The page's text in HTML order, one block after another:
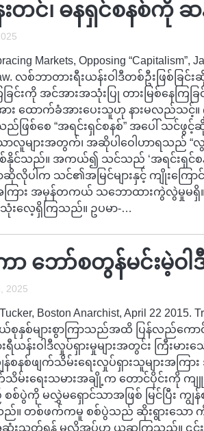
တင်၊ ဓနရှင်စနစ်ကို
Markets, Opposing “Capitalism”,
လစ်ဘာတားရီးယန်းဝါဒီတစ်ဦးဖြစ်ခြင်
င်းကို အင်အားအသုံးပြု တားမြစ်နေကြခ
စ်အား ထောက်ခံအားပေးသူဟု နားမလည်သ
ည်ဖြစ်စေ “အရင်းရှင်စနစ်” အပေါ် သင်
လူများအတွက်၊ အဆိုပါဝေါဟာရသည်
ဖြစ်နိုင်သည်။ အကယ်၍ သင်သည် ‘အရင်းရှင်
ာဆိုလိုပါက သင်၏အမြင်များနှင့် ကျိုးကြေ
အကြား အမှန်တကယ် သဘောထားကွဲလွဲမှု
ာ သုံးလေ့ရှိကြသည်။ ဥပမာ-…
ဘော်စတွန်မင်းမဲ့ဝါ
2025
Boston Anarchist, April 22 2015.
စုနှစ်များစွာကြာသည်အထိ ပြန်လည်ကေ
န်းဝါဒီလှုပ်ရှားမှုများအတွင်း ကြီးမာ
စနစ်ဖျက်သိမ်းရေးလှုပ်ရှားသူများအကြား
သိမ်းရေးသမားအချို့က တောင်ပိုင်းကို ကျူ
ပွဲကို မလွှဲမရှောင်သာအဖြစ် မြင်ပြီး က
တစ်ဖက်ကမူ စစ်ပွဲသည် ဆိုးရွားသော ကို
နစ်အဆုံးသတ်ရန် မလိုအပ်ဟု ယူဆကြသည်။ ၎